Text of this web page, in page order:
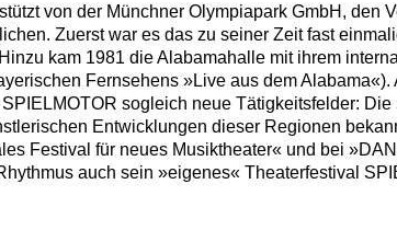
von der Münchner Olympiapark GmbH, den
Zuerst war es das zu seiner Zeit fast
kam 1981 die Alabamahalle mit ihrem
Fernsehens »Live aus dem
sogleich neue Tätigkeitsfelder:
Entwicklungen dieser Regionen
Festival für neues Musiktheater« und bei
auch sein »eigenes« Theaterfestival